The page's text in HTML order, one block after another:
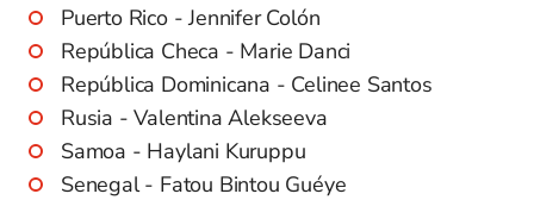
Puerto Rico - Jennifer Colón
República Checa - Marie Danci
República Dominicana - Celinee Santos
Rusia - Valentina Alekseeva
Samoa - Haylani Kuruppu
Senegal - Fatou Bintou Guéye